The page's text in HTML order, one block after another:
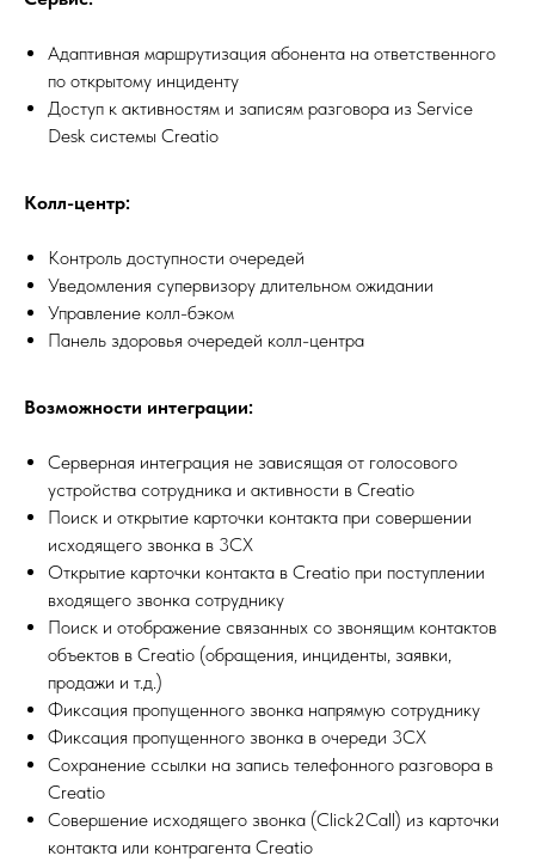
Адаптивная маршрутизация абонента на ответственного
по открытому инциденту
Доступ к активностям и записям разговора из Service
Desk системы Creatio
Колл-центр:
Контроль доступности очередей
Уведомления супервизору длительном ожидании
Управление колл-бэком
Панель здоровья очередей колл-центра
Возможности интеграции:
Серверная интеграция не зависящая от голосового
устройства сотрудника и активности в Creatio
Поиск и открытие карточки контакта при совершении
исходящего звонка в 3CX
Открытие карточки контакта в Creatio при поступлении
входящего звонка сотруднику
Поиск и отображение связанных со звонящим контактов
объектов в Creatio (обращения, инциденты, заявки,
продажи и т.д.)
Фиксация пропущенного звонка напрямую сотруднику
Фиксация пропущенного звонка в очереди 3CX
Сохранение ссылки на запись телефонного разговора в
Creatio
Совершение исходящего звонка (Click2Call) из карточки
контакта или контрагента Creatio